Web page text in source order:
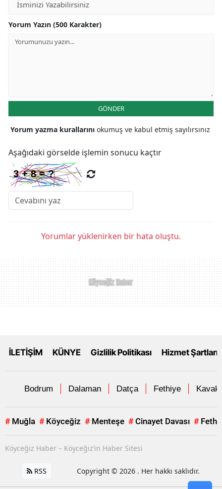
Yorum Yazın (500 Karakter)
GÖNDER
Yorum yazma kurallarını okumuş ve kabul etmiş sayılırsınız
Aşağıdaki görselde işlemin sonucu kaçtır
Yorumlar yüklenirken bir hata oluştu.
İLETİŞİM KÜNYE Gizlilik Politikası Hizmet Şartları
Bodrum Dalaman Datça Fethiye
# Muğla # Köyceğiz # Menteşe # Cinayet Davası #
Köyceğiz Haber – Köyceğiz’in Haber Sitesi
RSS Copyright © 2026 . Her hakkı saklıdır.